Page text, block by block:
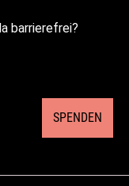
barrierefrei?
SPENDEN